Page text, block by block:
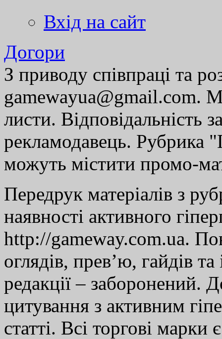
Вхід на сайт
Догори
З приводу співпраці та
gamewayua@gmail.com.
листи. Відповідальність
рекламодавець. Рубрика
можуть містити промо-
Передрук матеріалів з
наявності активного
http://gameway.com.ua.
оглядів, прев’ю, гайдів
редакції – заборонений.
цитування з активним
статті. Всі торгові марки